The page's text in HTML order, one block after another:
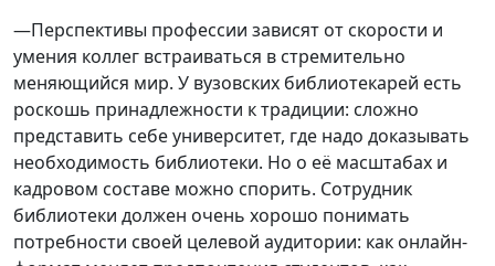
—Перспективы профессии зависят от скорости и
умения коллег встраиваться в стремительно
меняющийся мир. У вузовских библиотекарей есть
роскошь принадлежности к традиции: сложно
представить себе университет, где надо доказывать
необходимость библиотеки. Но о её масштабах и
кадровом составе можно спорить. Сотрудник
библиотеки должен очень хорошо понимать
потребности своей целевой аудитории: как онлайн-